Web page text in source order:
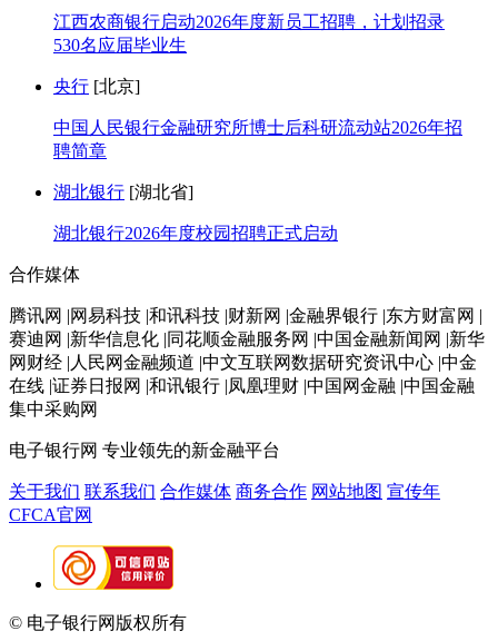
江西农商银行启动2026年度新员工招聘，计划招录
530名应届毕业生
央行 [北京]
中国人民银行金融研究所博士后科研流动站2026年招
聘简章
湖北银行 [湖北省]
湖北银行2026年度校园招聘正式启动
合作媒体
腾讯网 |网易科技 |和讯科技 |财新网 |金融界银行 |东方财富网 |
赛迪网 |新华信息化 |同花顺金融服务网 |中国金融新闻网 |新华
网财经 |人民网金融频道 |中文互联网数据研究资讯中心 |中金
在线 |证券日报网 |和讯银行 |凤凰理财 |中国网金融 |中国金融
集中采购网
电子银行网 专业领先的新金融平台
关于我们 联系我们 合作媒体 商务合作 网站地图 宣传年
CFCA官网
© 电子银行网版权所有